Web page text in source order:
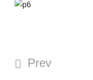
Prev